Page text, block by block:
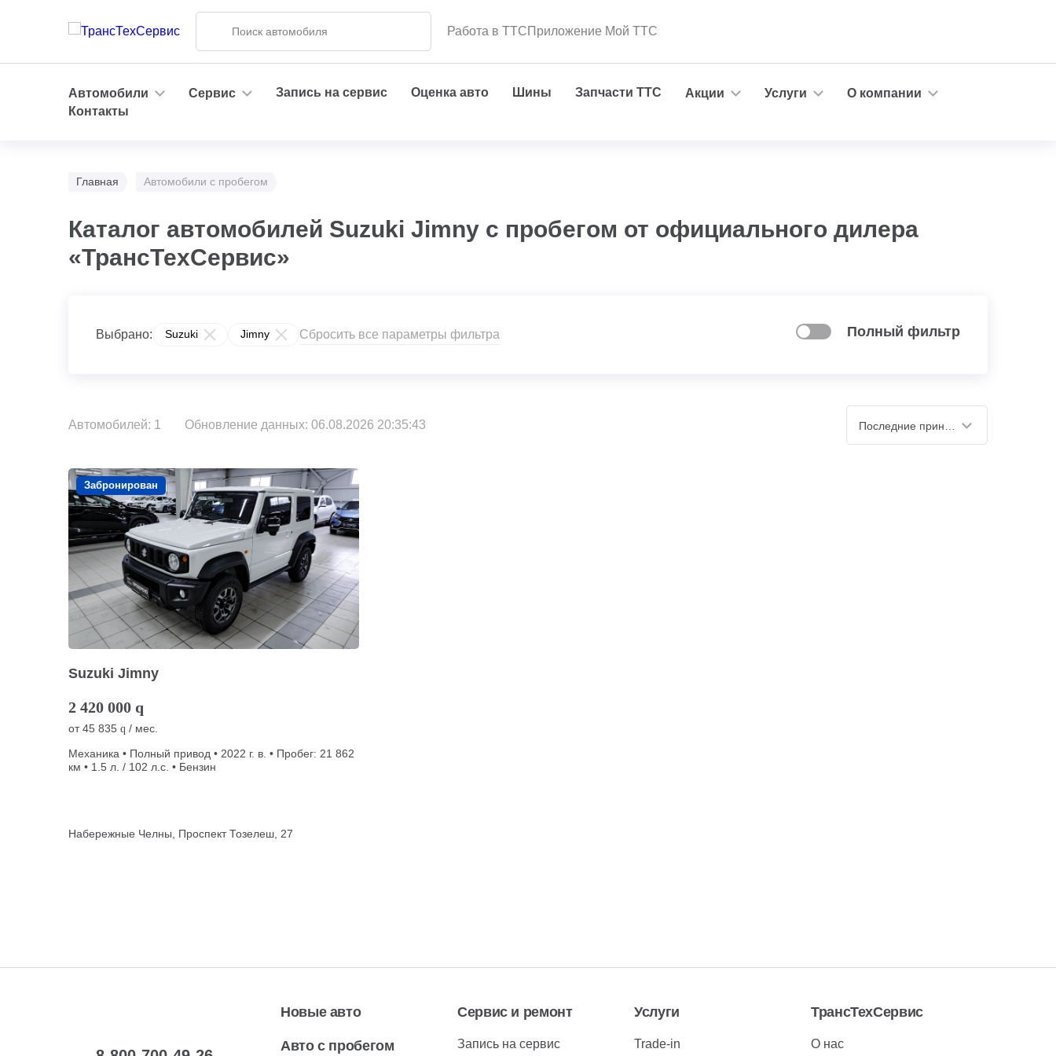
Работа в ТТСПриложение Мой ТТС
Автомобили Сервис Запись на сервис Оценка авто Шины Запчасти ТТС Акции Услуги
О компании
Контакты
Главная Автомобили с пробегом
Каталог автомобилей Suzuki Jimny с пробегом от официального дилера
«ТрансТехСервис»
Выбрано: Suzuki Jimny Сбросить все параметры фильтра Полный фильтр
Автомобилей: 1 Обновление данных: 06.08.2026 20:35:43
Забронирован
Suzuki Jimny
2 420 000 q
от45 835 q / мес.
Механика • Полный привод • 2022 г. в. • Пробег: 21 862
км • 1.5 л. / 102 л.с. • Бензин
Набережные Челны, Проспект Тозелеш, 27
Новые авто
Авто с пробегом
Сервис и ремонт
Запись на сервис
Услуги
Trade-in
ТрансТехСервис
О нас